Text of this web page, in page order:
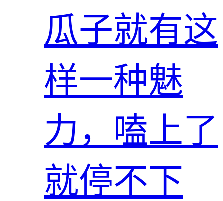
瓜子就有这
样一种魅
力，嗑上了
就停不下